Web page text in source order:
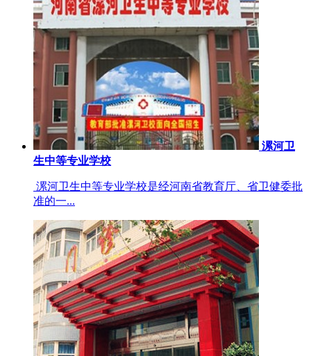
漯河卫
生中等专业学校
漯河卫生中等专业学校是经河南省教育厅、省卫健委批
准的一...